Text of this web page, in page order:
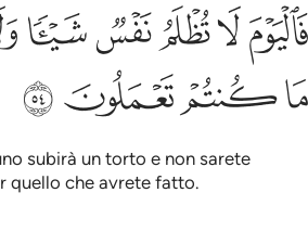
فاليوم لا تظلم نفس شييا ولا تجزون الا ما
فَٱلْيَوْمَ لَا تُظْلَمُ نَفْسٌۭ شَيْـًۭٔا وَلَا تُجْزَوْنَ إِلَّا مَا كُنتُمْ
ﳑﳒﳓﳔﳕ
ﳙﳚﳛﳜ
subirà un torto e non sarete
quello che avrete fatto.